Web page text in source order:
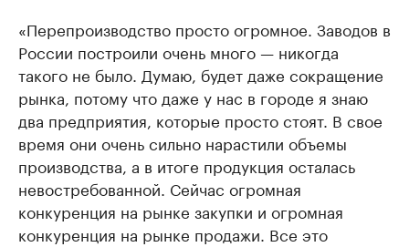
«Перепроизводство просто огромное. Заводов в
России построили очень много — никогда
такого не было. Думаю, будет даже сокращение
рынка, потому что даже у нас в городе я знаю
два предприятия, которые просто стоят. В свое
время они очень сильно нарастили объемы
производства, а в итоге продукция осталась
невостребованной. Сейчас огромная
конкуренция на рынке закупки и огромная
конкуренция на рынке продажи. Все это